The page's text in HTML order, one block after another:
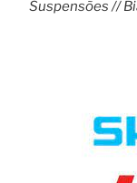
Suspensões //